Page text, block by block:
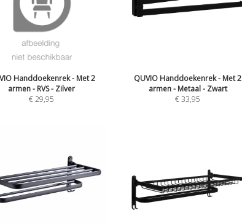
Handdoekenrek - Met 2
armen - RVS - Zilver
€29,95
QUVIO Handdoekenrek - Met 2
armen - Metaal - Zwart
€33,95